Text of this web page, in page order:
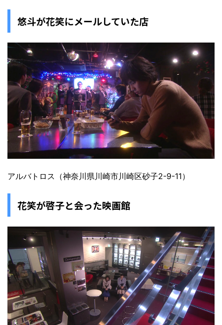
悠斗が花笑にメールしていた店
アルバトロス（神奈川県川崎市川崎区砂子2-9-11）
花笑が啓子と会った映画館